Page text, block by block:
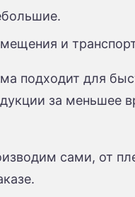
и
подходит для
за
сами, от